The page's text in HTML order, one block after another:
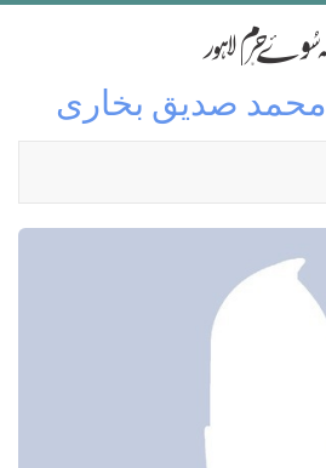
محمد صدیق بخاری